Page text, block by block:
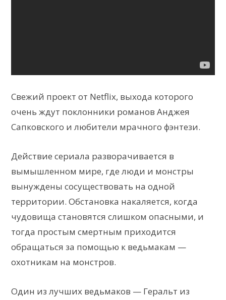
Свежий проект от Netflix, выхода которого
очень ждут поклонники романов Анджея
Сапковского и любители мрачного фэнтези.
Действие сериала разворачивается в
вымышленном мире, где люди и монстры
вынуждены сосуществовать на одной
территории. Обстановка накаляется, когда
чудовища становятся слишком опасными, и
тогда простым смертным приходится
обращаться за помощью к ведьмакам —
охотникам на монстров.
Один из лучших ведьмаков — Геральт из